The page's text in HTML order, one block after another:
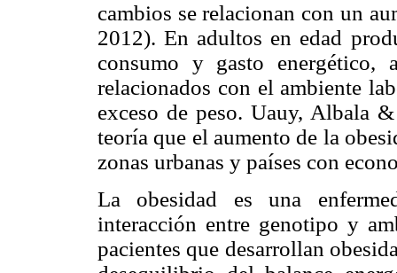
cambios se relacionan con un
2012). En adultos en edad
consumo y gasto energético,
relacionados con el ambiente
exceso de peso. Uauy, Albala
teoría que el aumento de la
zonas urbanas y países con
La obesidad es una
interacción entre genotipo y
pacientes que desarrollan